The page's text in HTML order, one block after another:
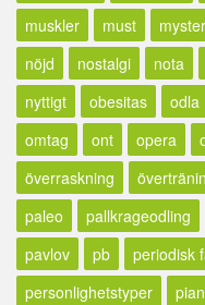
muskler
must
nöjd
nostalgi nota
nyttigt
obesitas odla
omtag
ont opera
överraskning
paleo
pallkrageodling
pavlov
pb periodisk
personlighetstyper